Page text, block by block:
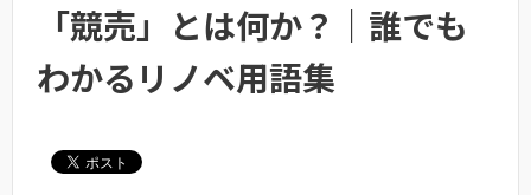
「競売」とは何か？｜誰でも
わかるリノベ用語集